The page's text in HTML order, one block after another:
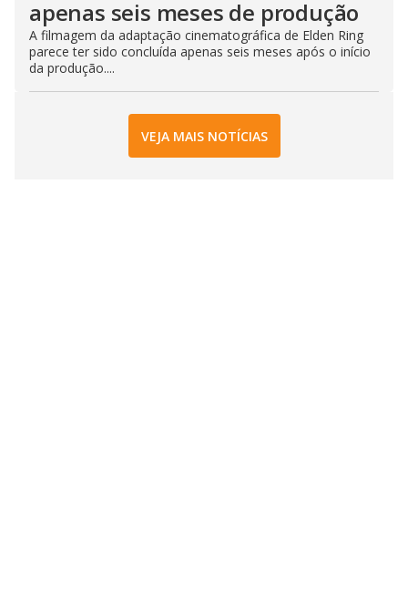
apenas seis meses de produção
A filmagem da adaptação cinematográfica de Elden Ring
parece ter sido concluída apenas seis meses após o início
da produção....
VEJA MAIS NOTÍCIAS